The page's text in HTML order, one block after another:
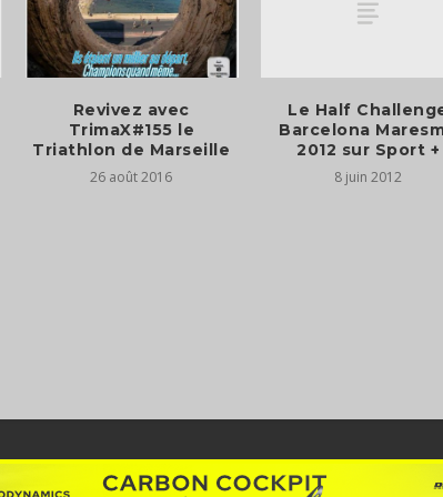
Revivez avec
TrimaX#155 le
Triathlon de Marseille
26 août 2016
Le Half
Barcelona
2012 sur Sport +
8 juin 2012